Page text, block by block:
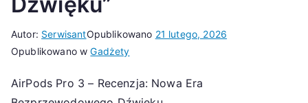
Autor: SerwisantOpublikowano 21 lutego, 2026
Opublikowano wGadżety
AirPods Pro 3 – Recenzja: Nowa Era